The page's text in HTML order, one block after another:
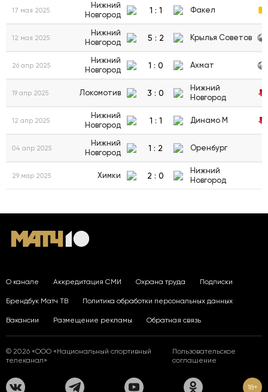
17 мая 2025
Нижний
Новгород
1 : 1 Факел
12 мая 2025
Нижний
Новгород
5 : 2 Крылья Советов
26 апр 2025
Нижний
Новгород
1 : 0 Ахмат
19 апр 2025 Локомотив 3 : 0
Нижний
Новгород
12 апр 2025
Нижний
Новгород
1 : 1 Динамо М
04 апр 2025
Нижний
Новгород
1 : 2 Оренбург
29 мар 2025 Химки 2 : 0
Нижний
Новгород
О канале Аккредитация СМИ Охрана труда Подписки
Брендбук Матч ТВ Политика обработки персональных данных
Вакансии Размещение рекламы Обратная связь
© 2026 «ООО «Национальный спортивный
телеканал»
Пользовательское
соглашение
18+